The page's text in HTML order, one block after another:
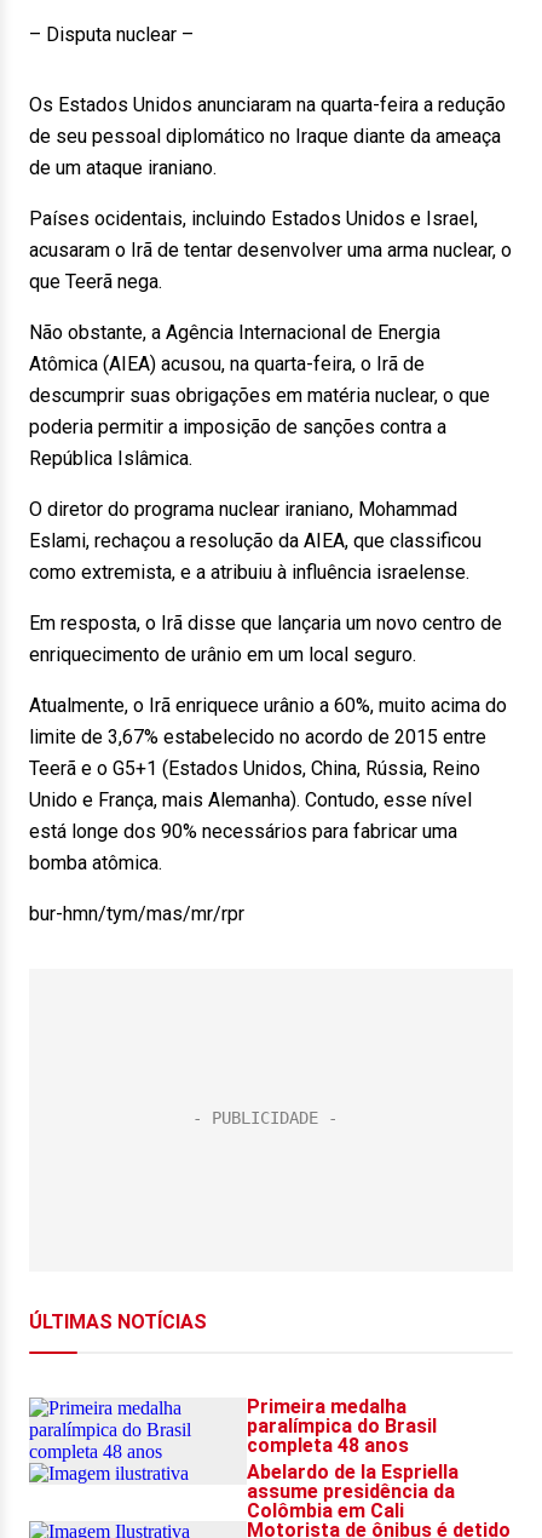
– Disputa nuclear –
Os Estados Unidos anunciaram na quarta-feira a redução
de seu pessoal diplomático no Iraque diante da ameaça
de um ataque iraniano.
Países ocidentais, incluindo Estados Unidos e Israel,
acusaram o Irã de tentar desenvolver uma arma nuclear, o
que Teerã nega.
Não obstante, a Agência Internacional de Energia
Atômica (AIEA) acusou, na quarta-feira, o Irã de
descumprir suas obrigações em matéria nuclear, o que
poderia permitir a imposição de sanções contra a
República Islâmica.
O diretor do programa nuclear iraniano, Mohammad
Eslami, rechaçou a resolução da AIEA, que classificou
como extremista, e a atribuiu à influência israelense.
Em resposta, o Irã disse que lançaria um novo centro de
enriquecimento de urânio em um local seguro.
Atualmente, o Irã enriquece urânio a 60%, muito acima do
limite de 3,67% estabelecido no acordo de 2015 entre
Teerã e o G5+1 (Estados Unidos, China, Rússia, Reino
Unido e França, mais Alemanha). Contudo, esse nível
está longe dos 90% necessários para fabricar uma
bomba atômica.
bur-hmn/tym/mas/mr/rpr